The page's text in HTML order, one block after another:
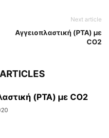
Next article
Αγγειοπλαστική (PTA) με
CO2
(PTA) με CO2